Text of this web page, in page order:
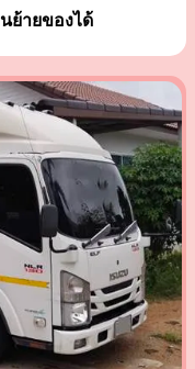
ย้ายของได้